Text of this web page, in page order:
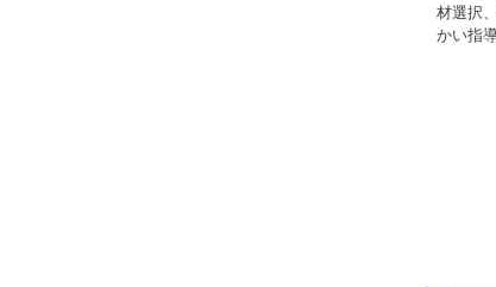
材選択
かい指